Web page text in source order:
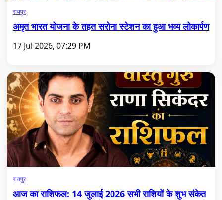
रायपुर
अमृत भारत योजना के तहत सरोना स्टेशन का हुआ भव्य लोकार्पण
17 Jul 2026, 07:29 PM
रायपुर
आज का राशिफल: 14 जुलाई 2026 सभी राशियों के शुभ संकेत